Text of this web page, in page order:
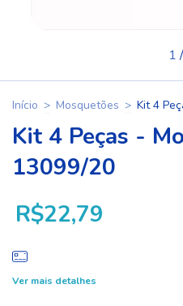
1/
Início > Mosquetões > Kit 4
Kit 4 Peças -
13099/20
R$22,79
Ver mais detalhes